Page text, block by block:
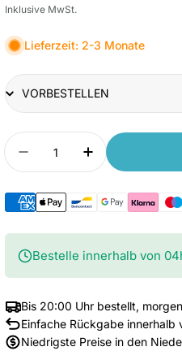
Medium 1 im Fenster öffnen
Inklusive MwSt.
Lieferzeit: 2-3 Monate
Title
Anzahl
Menge verringern für
Anzahl
Bestelle innerhalb von 04
Bis 20:00 Uhr bestellt,
Einfache Rückgabe innerhalb
Niedrigste Preise in den